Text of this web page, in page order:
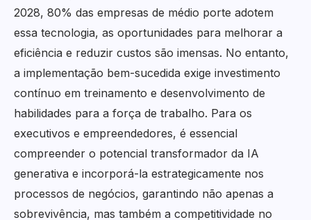
2028, 80% das empresas de médio porte adotem
essa tecnologia, as oportunidades para melhorar a
eficiência e reduzir custos são imensas. No entanto,
a implementação bem-sucedida exige investimento
contínuo em treinamento e desenvolvimento de
habilidades para a força de trabalho. Para os
executivos e empreendedores, é essencial
compreender o potencial transformador da IA
generativa e incorporá-la estrategicamente nos
processos de negócios, garantindo não apenas a
sobrevivência, mas também a competitividade no